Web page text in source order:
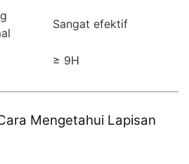
Sangat efektif
≥ 9H
Mengetahui Lapisan